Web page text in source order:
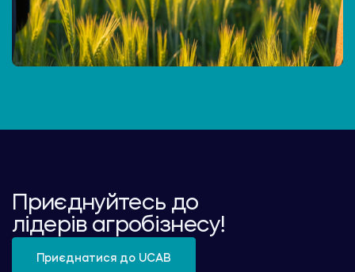
Приєднуйтесь до
лідерів агробізнесу!
Приєднатися до UCAB